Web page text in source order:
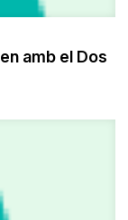
amb el Dos